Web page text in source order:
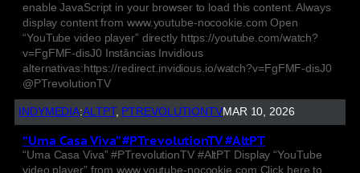
enable JavaScript in your browser to load this content. Always
display content from www.youtube-nocookie.com Open
“YouTube video player” directly https://youtube.com/watch?
v=FgFMF-disJ0 Instâncias Invidious
alternativas:https://redirect.invidious.io/watch?v=FgFMF-disJ0
@PTrevolutionTV
INDYMEDIA:ALTPT, PTREVOLUTIONTVMAR 10, 2026
“Uma Casa Viva” #PTrevolutionTV #AltPT
“Uma Casa Viva” #PTrevolutionTV #AltPT Display “YouTube
video player” from www.youtube-nocookie.com Click here to